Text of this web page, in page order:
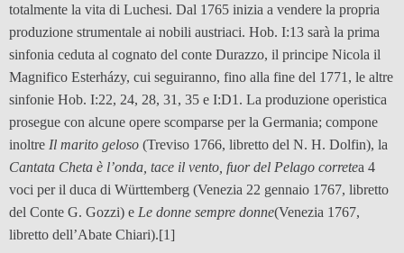
totalmente la vita di Luchesi. Dal 1765 inizia a vendere la propria
produzione strumentale ai nobili austriaci. Hob. I:13 sarà la prima
sinfonia ceduta al cognato del conte Durazzo, il principe Nicola il
Magnifico Esterházy, cui seguiranno, fino alla fine del 1771, le altre
sinfonie Hob. I:22, 24, 28, 31, 35 e I:D1. La produzione operistica
prosegue con alcune opere scomparse per la Germania; compone
inoltre Il marito geloso (Treviso 1766, libretto del N. H. Dolfin), la
Cantata Cheta è l’onda, tace il vento, fuor del Pelago corretea 4
voci per il duca di Württemberg (Venezia 22 gennaio 1767, libretto
del Conte G. Gozzi) e Le donne sempre donne(Venezia 1767,
libretto dell’Abate Chiari).[1]